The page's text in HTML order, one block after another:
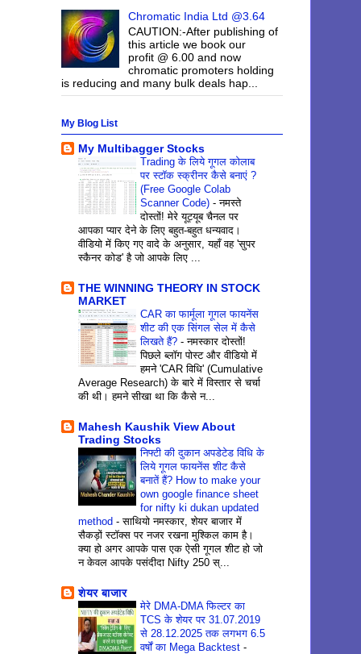
Chromatic India Ltd @3.64
CAUTION:-After publishing of
this article we book our
profit @ 6.00 and now
chromatic promoters holding
is reducing and many bulk deals hap...
My Blog List
My Multibagger Stocks
Trading के लिये गूगल कोलाब
पर स्टॉक स्क्रीनर कैसे बनाएं ?
(Free Google Colab
Scanner Code) -नमस्ते
दोस्तों! मेरे यूट्यूब चैनल पर
आपका प्यार देने के लिए बहुत-बहुत धन्यवाद।
वीडियो में किए गए वादे के अनुसार, यहाँ वह 'सुपर
स्कैनर कोड' है जो आपके लिए ...
THE WINNING THEORY IN STOCK
MARKET
CAR का फार्मूला गूगल फायनेंस
शीट की एक सिंगल सेल में कैसे
लिखते हैं? -नमस्कार दोस्तों!
पिछले ब्लॉग पोस्ट और वीडियो में
हमने 'CAR विधि' (Cumulative
Average Research) के बारे में विस्तार से चर्चा
की थी। हमने सीखा था कि कैसे न...
Mahesh Kaushik View About
Trading Stocks
निफ्टी की दुकान अपडेटेड विधि के
लिये गूगल फायनेंस शीट कैसे
बनातें हैं? How to make your
own google finance sheet
for nifty ki dukan updated
method -साथियो नमस्कार, शेयर बाजार में
सैकड़ों स्टॉक्स पर नजर रखना मुश्किल काम है।
क्या हो अगर आपके पास एक ऐसी गूगल शीट हो जो
न केवल आपके पसंदीदा Nifty 250 स्...
शेयर बाजार
मेरे DMA-DMA फिल्टर का
TCS के शेयर पर 31.07.2019
से 28.12.2025 तक लगभग 6.5
वर्षों का Mega Backtest -